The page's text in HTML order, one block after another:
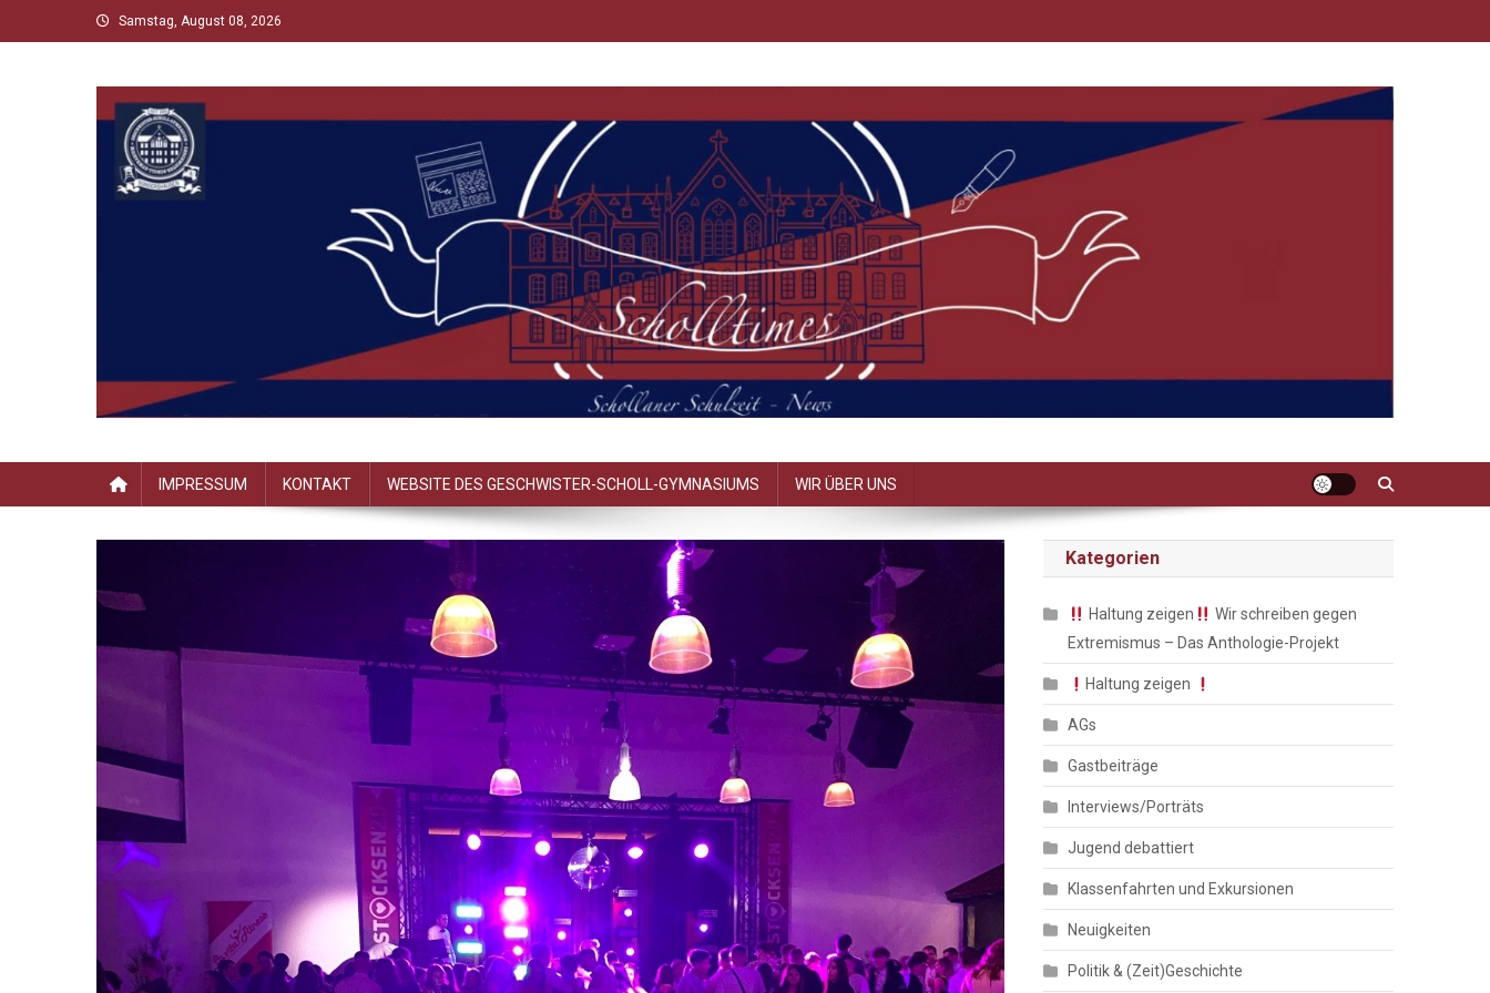
to
Samstag, August 08, 2026
IMPRESSUM KONTAKT WEBSITE DES GESCHWISTER-SCHOLL-GYMNASIUMS WIR ÜBER UNS
Kategorien
Haltung zeigen
Wir schreiben gegen
Extremismus – Das Anthologie-Projekt
Haltung zeigen
AGs
Gastbeiträge
Interviews/Porträts
Jugend debattiert
Klassenfahrten und Exkursionen
Neuigkeiten
Politik & (Zeit)Geschichte